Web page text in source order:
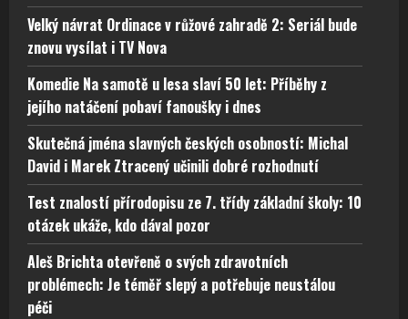
Velký návrat Ordinace v růžové zahradě 2: Seriál bude
znovu vysílat i TV Nova
Komedie Na samotě u lesa slaví 50 let: Příběhy z
jejího natáčení pobaví fanoušky i dnes
Skutečná jména slavných českých osobností: Michal
David i Marek Ztracený učinili dobré rozhodnutí
Test znalostí přírodopisu ze 7. třídy základní školy: 10
otázek ukáže, kdo dával pozor
Aleš Brichta otevřeně o svých zdravotních
problémech: Je téměř slepý a potřebuje neustálou
péči